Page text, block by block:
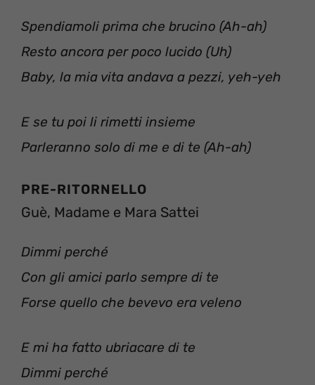
Spendiamoli prima che brucino (Ah-ah)
Resto ancora per poco lucido (Uh)
Baby, la mia vita andava a pezzi, yeh-yeh
E se tu poi li rimetti insieme
Parleranno solo di me e di te (Ah-ah)
PRE-RITORNELLO
Guè, Madame e Mara Sattei
Dimmi perché
Con gli amici parlo sempre di te
Forse quello che bevevo era veleno
E mi ha fatto ubriacare di te
Dimmi perché